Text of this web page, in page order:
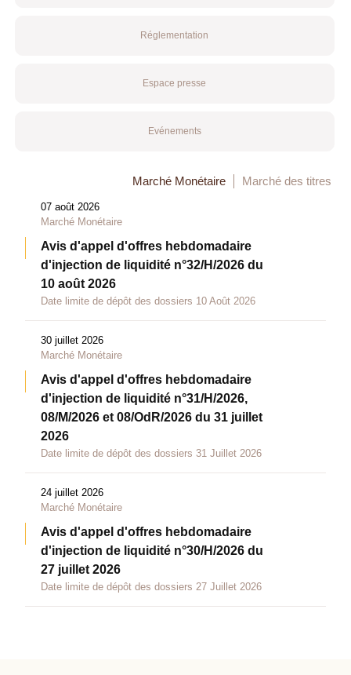
Réglementation
Espace presse
Evénements
Marché Monétaire Marché des titres
07 août 2026
Marché Monétaire
Avis d'appel d'offres hebdomadaire
d'injection de liquidité n°32/H/2026 du
10 août 2026
Date limite de dépôt des dossiers 10 Août 2026
30 juillet 2026
Marché Monétaire
Avis d'appel d'offres hebdomadaire
d'injection de liquidité n°31/H/2026,
08/M/2026 et 08/OdR/2026 du 31 juillet
2026
Date limite de dépôt des dossiers 31 Juillet 2026
24 juillet 2026
Marché Monétaire
Avis d'appel d'offres hebdomadaire
d'injection de liquidité n°30/H/2026 du
27 juillet 2026
Date limite de dépôt des dossiers 27 Juillet 2026